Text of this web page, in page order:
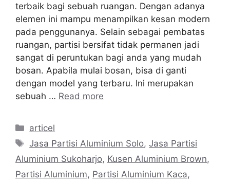
terbaik bagi sebuah ruangan. Dengan adanya
elemen ini mampu menampilkan kesan modern
pada penggunanya. Selain sebagai pembatas
ruangan, partisi bersifat tidak permanen jadi
sangat di peruntukan bagi anda yang mudah
bosan. Apabila mulai bosan, bisa di ganti
dengan model yang terbaru. Ini merupakan
sebuah … Read more
Categories
articel
Tags
Jasa Partisi Aluminium Solo,Jasa Partisi
Aluminium Sukoharjo, Kusen Aluminium Brown,
Partisi Aluminium, Partisi Aluminium Kaca,